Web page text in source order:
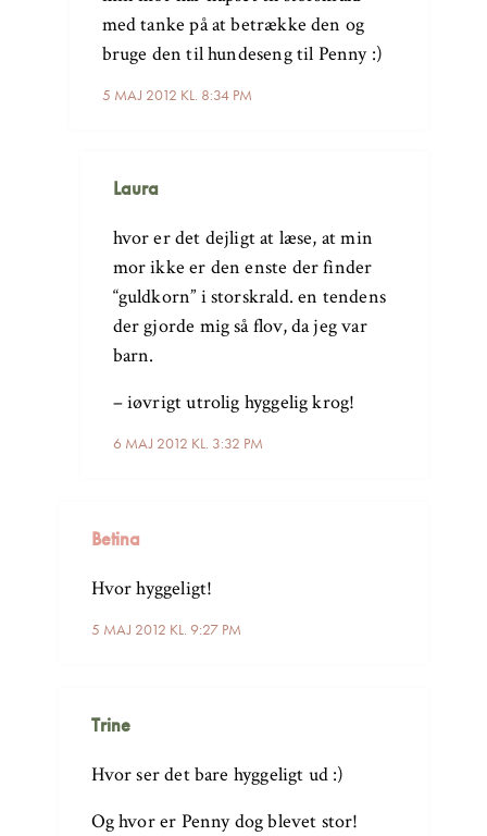
5 MAJ 2012 KL. 8:34 PM
med tanke på at betrække den og
bruge den til hundeseng til Penny :)
Laura
6 MAJ 2012 KL. 3:32 PM
hvor er det dejligt at læse, at min
mor ikke er den enste der finder
“guldkorn” i storskrald. en tendens
der gjorde mig så flov, da jeg var
barn.
– iøvrigt utrolig hyggelig krog!
Betina
5 MAJ 2012 KL. 9:27 PM
Hvor hyggeligt!
Trine
Hvor ser det bare hyggeligt ud :)
Og hvor er Penny dog blevet stor!